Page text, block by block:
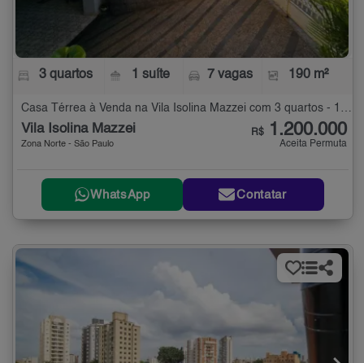
3 quartos 1 suíte 7 vagas 190 m²
Casa Térrea à Venda na Vila Isolina Mazzei com 3 quartos - 190 m²
Vila Isolina Mazzei
Zona Norte - São Paulo
R$ 1.200.000
Aceita Permuta
WhatsApp Contatar